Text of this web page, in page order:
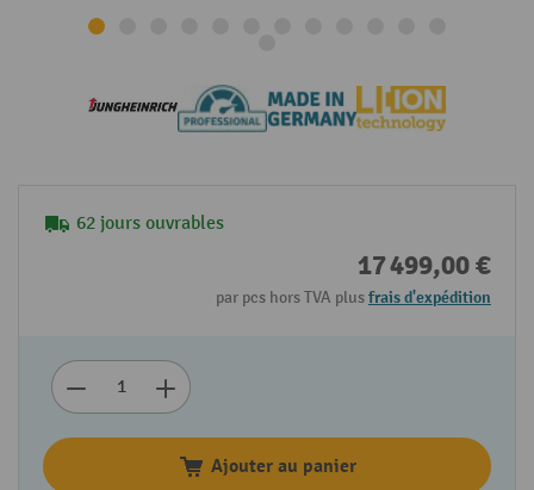
62 jours ouvrables
17 499,00 €
par pcs hors TVA plusfrais d'expédition
Ajouter au panier